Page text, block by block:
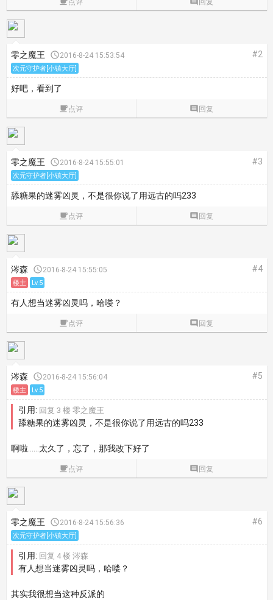
零之魔王 2016-8-24 15:53:54 #2
次元守护者[小镇大厅]
好吧，看到了
点评  回复
零之魔王 2016-8-24 15:55:01 #3
次元守护者[小镇大厅]
舔糖果的迷雾凶灵，不是很你说了用远古的吗233
点评  回复
涔森 2016-8-24 15:55:05 #4
楼主 Lv.5
有人想当迷雾凶灵吗，哈喽？
点评  回复
涔森 2016-8-24 15:56:04 #5
楼主 Lv.5
引用: 回复 3 楼 零之魔王
舔糖果的迷雾凶灵，不是很你说了用远古的吗233
啊啦……太久了，忘了，那我改下好了
点评  回复
零之魔王 2016-8-24 15:56:36 #6
次元守护者[小镇大厅]
引用: 回复 4 楼 涔森
有人想当迷雾凶灵吗，哈喽？
其实我很想当这种反派的